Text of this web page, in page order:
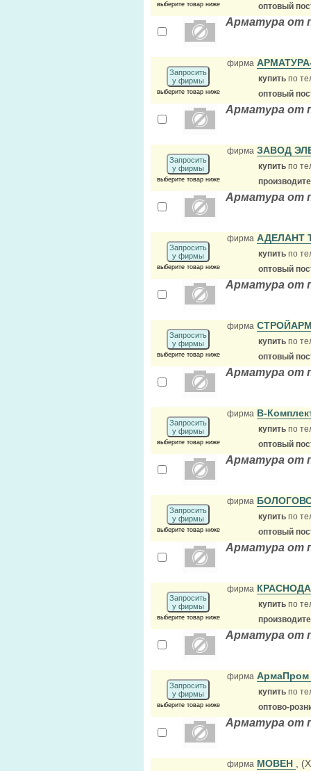
выберите товар ниже
оптовый
Арматура от
Запросить
у фирмы
выберите товар ниже
фирма
купить по
оптовый
Арматура от
Запросить
у фирмы
выберите товар ниже
фирма ЗАВОД
купить по
Арматура от
Запросить
у фирмы
выберите товар ниже
фирма АДЕЛАНТ
купить по
оптовый
Арматура от
Запросить
у фирмы
выберите товар ниже
фирма
купить по
оптовый
Арматура от
Запросить
у фирмы
выберите товар ниже
фирма В-
купить по
оптовый
Арматура от
Запросить
у фирмы
выберите товар ниже
фирма
купить по
оптовый
Арматура от
Запросить
у фирмы
выберите товар ниже
фирма
купить по
Арматура от
Запросить
у фирмы
выберите товар ниже
фирма АрмаПром
купить по
оптово-
Арматура от
фирма МОВЕН ,